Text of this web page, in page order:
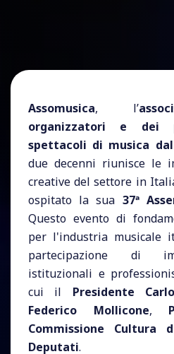
Assomusica, l’
organizzatori e dei
spettacoli di musica
due decenni riunisce le
creative del settore in
ospitato la sua 37ª
Questo evento di
per l'industria musicale
partecipazione di
istituzionali e
cui il Presidente
Federico Mollicone,
Commissione Cultura
Deputati.